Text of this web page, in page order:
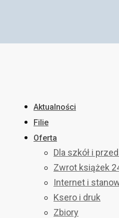
Aktualności
Filie
Oferta
Dla szkół i
Zwrot książek
Internet i
Ksero i druk
Zbiory